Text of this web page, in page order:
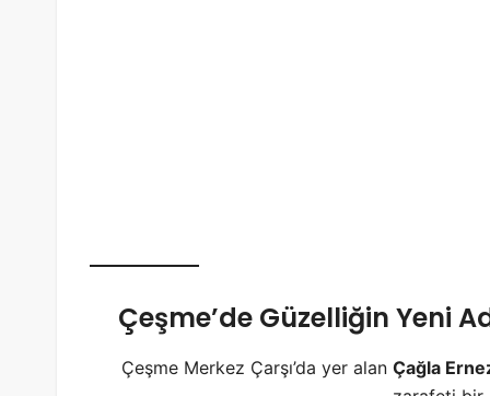
Çeşme’de Güzelliğin Yeni
Çeşme Merkez Çarşı’da yer alan Çağla